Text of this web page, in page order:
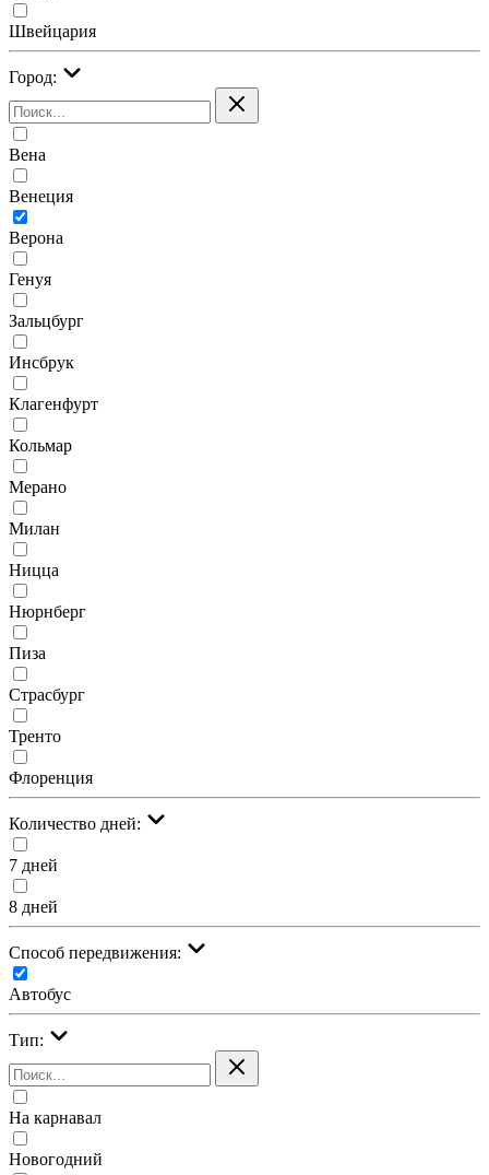
Швейцария
Город:
Вена
Венеция
Верона
Генуя
Зальцбург
Инсбрук
Клагенфурт
Кольмар
Мерано
Милан
Ницца
Нюрнберг
Пиза
Страсбург
Тренто
Флоренция
Количество дней:
7 дней
8 дней
Cпособ передвижения:
Автобус
Тип:
На карнавал
Новогодний